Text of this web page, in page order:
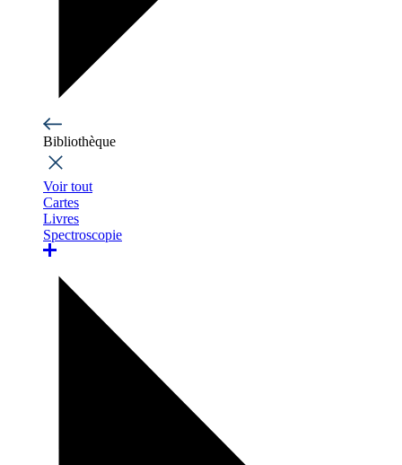
Bibliothèque
Voir tout
Cartes
Livres
Spectroscopie